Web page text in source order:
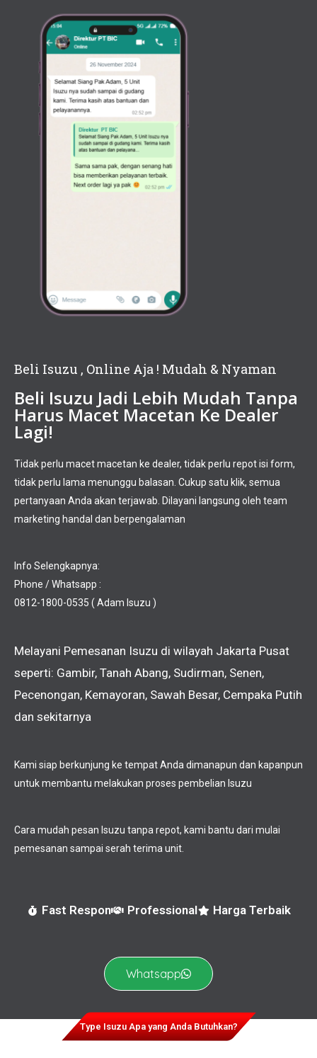
Beli Isuzu , Online Aja ! Mudah & Nyaman
Beli Isuzu Jadi Lebih Mudah Tanpa
Harus Macet Macetan Ke Dealer
Lagi!
Tidak perlu macet macetan ke dealer, tidak perlu repot isi form,
tidak perlu lama menunggu balasan. Cukup satu klik, semua
pertanyaan Anda akan terjawab. Dilayani langsung oleh team
marketing handal dan berpengalaman
Info Selengkapnya:
Phone / Whatsapp :
0812-1800-0535 ( Adam Isuzu )
Melayani Pemesanan Isuzu di wilayah Jakarta Pusat
seperti: Gambir, Tanah Abang, Sudirman, Senen,
Pecenongan, Kemayoran, Sawah Besar, Cempaka Putih
dan sekitarnya
Kami siap berkunjung ke tempat Anda dimanapun dan kapanpun
untuk membantu melakukan proses pembelian Isuzu
Cara mudah pesan Isuzu tanpa repot, kami bantu dari mulai
pemesanan sampai serah terima unit.
Fast Respon Professional Harga Terbaik
Whatsapp
Type Isuzu Apa yang Anda Butuhkan?